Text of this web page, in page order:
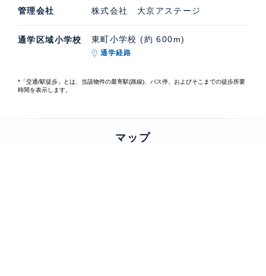
管理会社 株式会社 大京アステージ
通学区域小学校 東町小学校 (約 600m)
通学経路
*「交通/駅徒歩」とは、当該物件の最寄駅(路線)、バス停、およびそこまでの徒歩所要
時間を表示します。
マップ